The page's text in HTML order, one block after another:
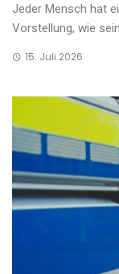
Jeder Mensch hat
Vorstellung, wie
15. Juli 2026